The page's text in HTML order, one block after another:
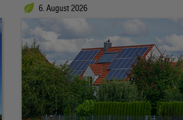
6. August 2026